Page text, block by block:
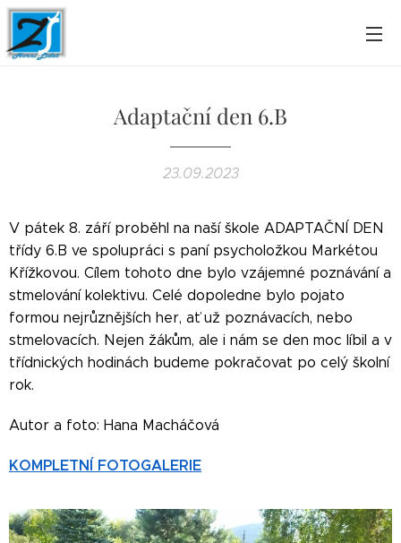
Adaptační den 6.B
23.09.2023
V pátek 8. září proběhl na naší škole ADAPTAČNÍ DEN
třídy 6.B ve spolupráci s paní psycholožkou Markétou
Křížkovou. Cílem tohoto dne bylo vzájemné poznávání a
stmelování kolektivu. Celé dopoledne bylo pojato
formou nejrůznějších her, ať už poznávacích, nebo
stmelovacích. Nejen žákům, ale i nám se den moc líbil a v
třídnických hodinách budeme pokračovat po celý školní
rok.
Autor a foto: Hana Macháčová
KOMPLETNÍ FOTOGALERIE